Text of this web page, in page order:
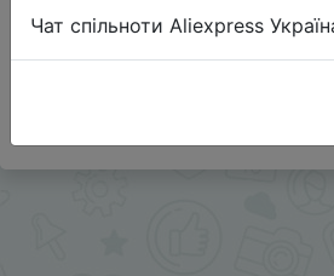
Слідкуйте за знижками на
Чат спільноти Aliexpress